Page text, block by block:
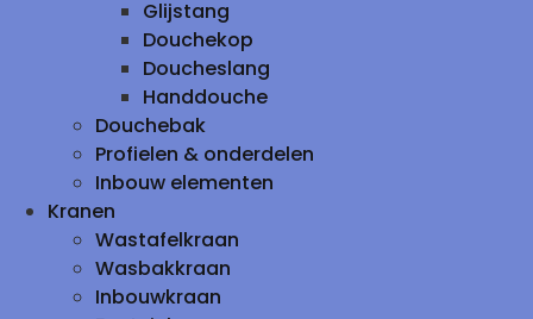
Glijstang
Douchekop
Doucheslang
Handdouche
Douchebak
Profielen & onderdelen
Inbouw elementen
Kranen
Wastafelkraan
Wasbakkraan
Inbouwkraan